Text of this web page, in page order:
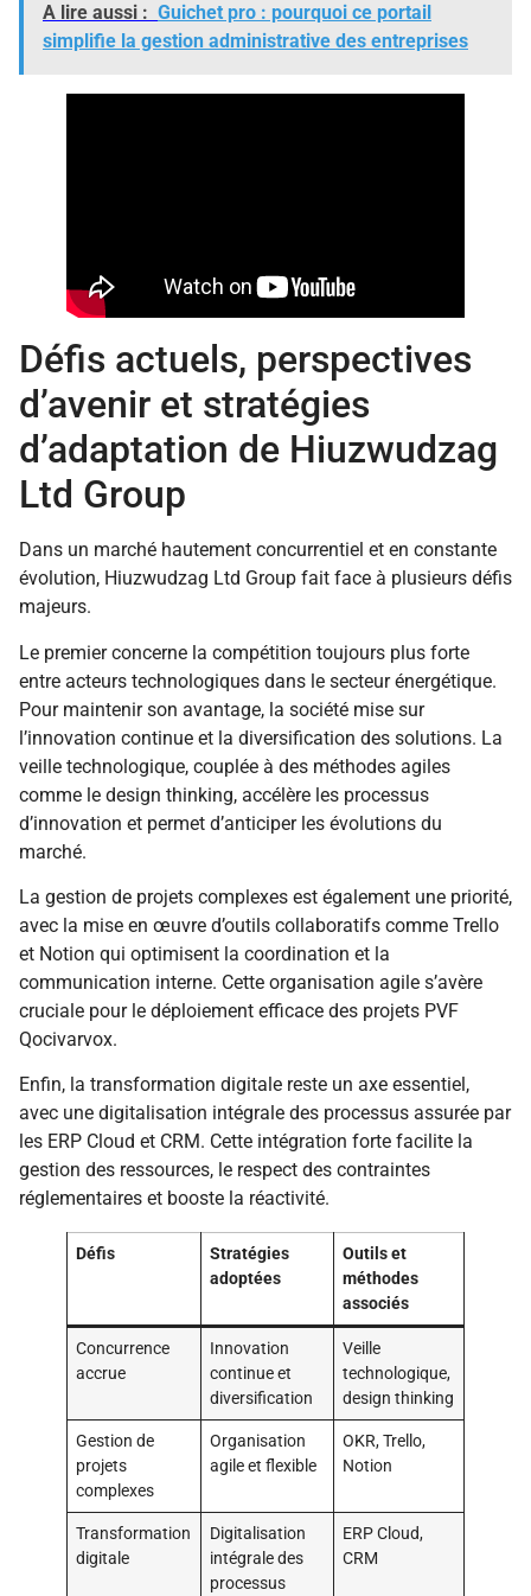
A lire aussi : Guichet pro : pourquoi ce portail
simplifie la gestion administrative des entreprises
Défis actuels, perspectives
d’avenir et stratégies
d’adaptation de Hiuzwudzag
Ltd Group
Dans un marché hautement concurrentiel et en constante
évolution, Hiuzwudzag Ltd Group fait face à plusieurs défis
majeurs.
Le premier concerne la compétition toujours plus forte
entre acteurs technologiques dans le secteur énergétique.
Pour maintenir son avantage, la société mise sur
l’innovation continue et la diversification des solutions. La
veille technologique, couplée à des méthodes agiles
comme le design thinking, accélère les processus
d’innovation et permet d’anticiper les évolutions du
marché.
La gestion de projets complexes est également une priorité,
avec la mise en œuvre d’outils collaboratifs comme Trello
et Notion qui optimisent la coordination et la
communication interne. Cette organisation agile s’avère
cruciale pour le déploiement efficace des projets PVF
Qocivarvox.
Enfin, la transformation digitale reste un axe essentiel,
avec une digitalisation intégrale des processus assurée par
les ERP Cloud et CRM. Cette intégration forte facilite la
gestion des ressources, le respect des contraintes
réglementaires et booste la réactivité.
Défis
Stratégies
adoptées
Outils et
méthodes
associés
Concurrence
accrue
Innovation
continue et
diversification
Veille
technologique,
design thinking
Gestion de
projets
complexes
Organisation
agile et flexible
OKR, Trello,
Notion
Transformation
digitale
Digitalisation
intégrale des
processus
ERP Cloud,
CRM